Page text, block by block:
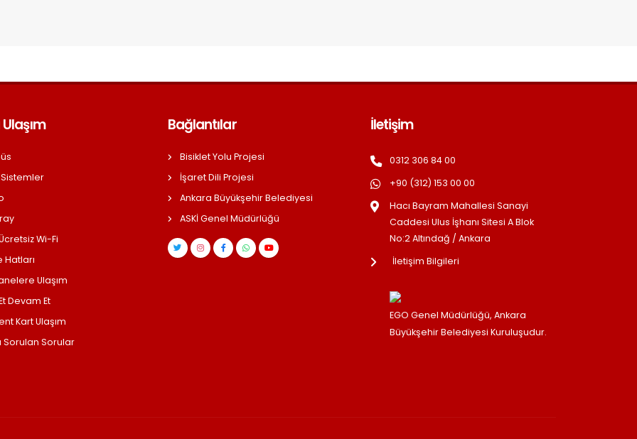
Sistemler
Wi-Fi
Hatları
Ulaşım
Devam Et
Kart Ulaşım
Sorulan Sorular
Bağlantılar
Bisiklet Yolu Projesi
İşaret Dili Projesi
Ankara Büyükşehir Belediyesi
ASKİ Genel Müdürlüğü
İletişim
0312 306 84 00
+90 (312) 153 00 00
Hacı Bayram Mahallesi Sanayi
Caddesi Ulus İşhanı Sitesi A Blok
No:2 Altındağ / Ankara
İletişim Bilgileri
EGO Genel Müdürlüğü, Ankara
Büyükşehir Belediyesi Kuruluşudur.